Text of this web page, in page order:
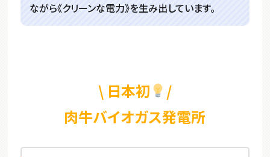
ながら《クリーンな電力》を生み出しています。
\ 日本初
/
肉牛バイオガス発電所